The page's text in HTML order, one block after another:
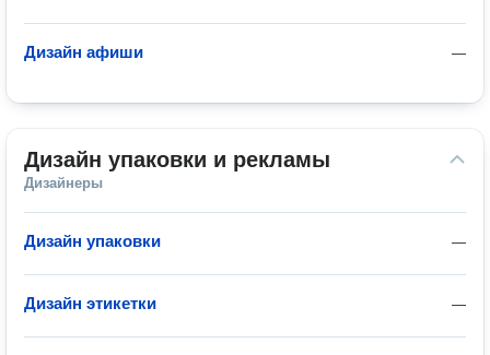
—
Дизайн афиши
Дизайн упаковки и рекламы
Дизайнеры
—
Дизайн упаковки
—
Дизайн этикетки